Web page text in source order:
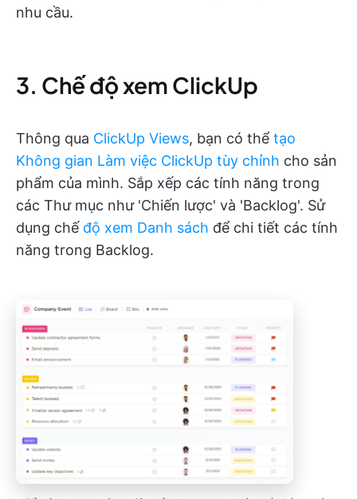
nhu cầu.
3. Chế độ xem ClickUp
Thông qua ClickUp Views, bạn có thể tạo
Không gian Làm việc ClickUp tùy chỉnh cho sản
phẩm của mình. Sắp xếp các tính năng trong
các Thư mục như 'Chiến lược' và 'Backlog'. Sử
dụng chế độ xem Danh sách để chi tiết các tính
năng trong Backlog.